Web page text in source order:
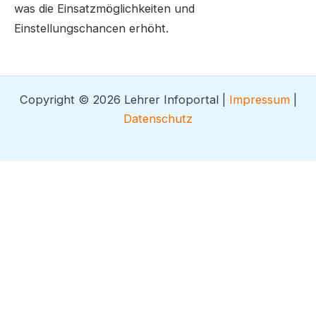
was die Einsatzmöglichkeiten und
Einstellungschancen erhöht.
Copyright © 2026 Lehrer Infoportal | Impressum|
Datenschutz